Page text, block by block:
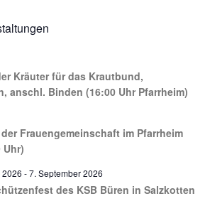
Kräuter für das Krautbund,
anschl. Binden (16:00 Uhr Pfarrheim)
Frauengemeinschaft im Pfarrheim
Uhr)
-7. September 2026
des KSB Büren in Salzkotten